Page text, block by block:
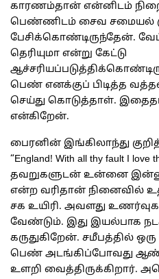
காரணம்தான் என்னிடம்
பெண்ணிடம் சைவ சமையல்
பேசிக்கொண்டிருந்தேன்.
தெரியுமா என்று கேட்டு
பெண் எனக்குப் பிடித்த
செய்து கொடுத்தாள்.
என்கிறேன்.
பைரனின் இங்கிலாந்து
“England! With all thy fault I
தவறுகளுடன் உன்னை
என்ற வரிதான் நினைவில்
சக உயிரி. அவளது
வேண்டும். இது இயல்பாக
கருதுகிறேன். சமீபத்தில்
பெண் அடங்கிப்போவது
உளறி வைத்திருக்கிறார்.